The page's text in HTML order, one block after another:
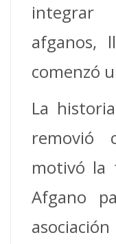
integrar
afganos,
comenzó
La
removió
motivó la
Afgano